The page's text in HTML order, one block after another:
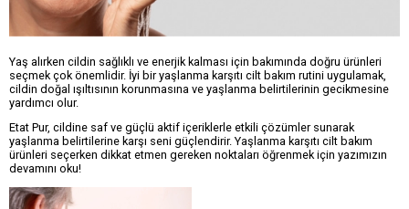
Yaş alırken cildin sağlıklı ve enerjik kalması için bakımında doğru ürünleri
seçmek çok önemlidir. İyi bir yaşlanma karşıtı cilt bakım rutini uygulamak,
cildin doğal ışıltısının korunmasına ve yaşlanma belirtilerinin gecikmesine
yardımcı olur.
Etat Pur, cildine saf ve güçlü aktif içeriklerle etkili çözümler sunarak
yaşlanma belirtilerine karşı seni güçlendirir. Yaşlanma karşıtı cilt bakım
ürünleri seçerken dikkat etmen gereken noktaları öğrenmek için yazımızın
devamını oku!